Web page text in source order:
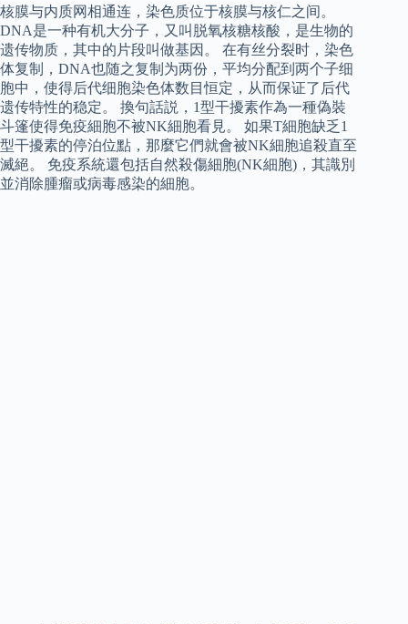
核膜与内质网相通连，染色质位于核膜与核仁之间。
DNA是一种有机大分子，又叫脱氧核糖核酸，是生物的
遗传物质，其中的片段叫做基因。 在有丝分裂时，染色
体复制，DNA也随之复制为两份，平均分配到两个子细
胞中，使得后代细胞染色体数目恒定，从而保证了后代
遗传特性的稳定。 換句話説，1型干擾素作為一種偽裝
斗篷使得免疫細胞不被NK細胞看見。 如果T細胞缺乏1
型干擾素的停泊位點，那麼它們就會被NK細胞追殺直至
滅絕。 免疫系統還包括自然殺傷細胞(NK細胞)，其識別
並消除腫瘤或病毒感染的細胞。